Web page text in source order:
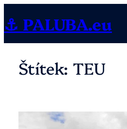
na
obsah
⚓ PALUBA.eu
Štítek: TEU